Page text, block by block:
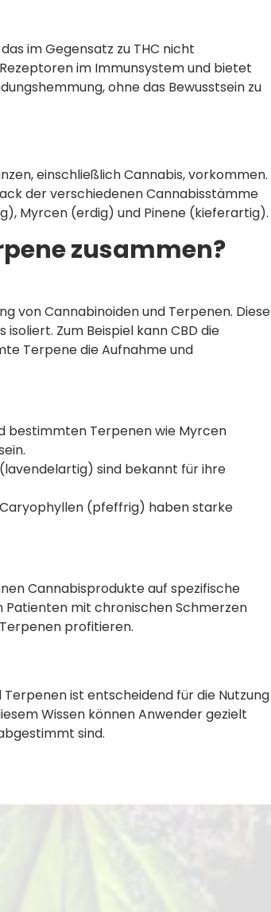
im Gegensatz zu THC nicht
im Immunsystem und bietet
ohne das Bewusstsein zu
einschließlich Cannabis, vorkommen.
der verschiedenen Cannabisstämme
Myrcen (erdig) und Pinene (kieferartig).
zusammen?
von Cannabinoiden und Terpenen. Diese
Zum Beispiel kann CBD die
Terpene die Aufnahme und
bestimmten Terpenen wie Myrcen
sind bekannt für ihre
(pfeffrig) haben starke
Cannabisprodukte auf spezifische
Patienten mit chronischen Schmerzen
profitieren.
ist entscheidend für die Nutzung
Wissen können Anwender gezielt
sind.